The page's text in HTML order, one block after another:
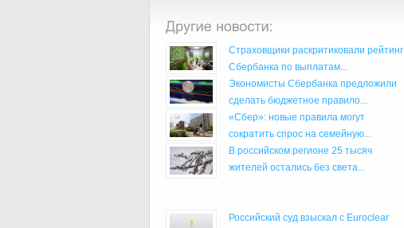
Страховщики раскритиковали рейтинг
Сбербанка по выплатам...
Экономисты Сбербанка предложили
сделать бюджетное правило...
«Сбер»: новые правила могут
сократить спрос на семейную...
В российском регионе 25 тысяч
жителей остались без света...
Российский суд взыскал с Euroclear